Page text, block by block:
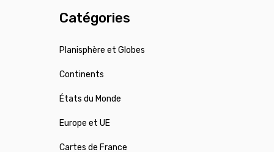
Catégories
Planisphère et Globes
Continents
États du Monde
Europe et UE
Cartes de France